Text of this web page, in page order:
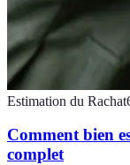
Estimation du Rachat
Comment bien
complet